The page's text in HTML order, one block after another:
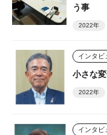
う事
2022年
小さな
2022年